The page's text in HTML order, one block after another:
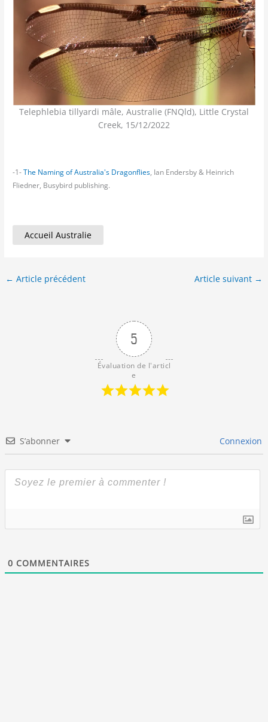
Telephlebia tillyardi mâle, Australie (FNQld), Little Crystal
Creek, 15/12/2022
-1-The Naming of Australia's Dragonflies, Ian Endersby & Heinrich
Fliedner, Busybird publishing.
Accueil Australie
← Article précédent Article suivant →
5
Évaluation de l'articl
e
S’abonner Connexion
0 COMMENTAIRES